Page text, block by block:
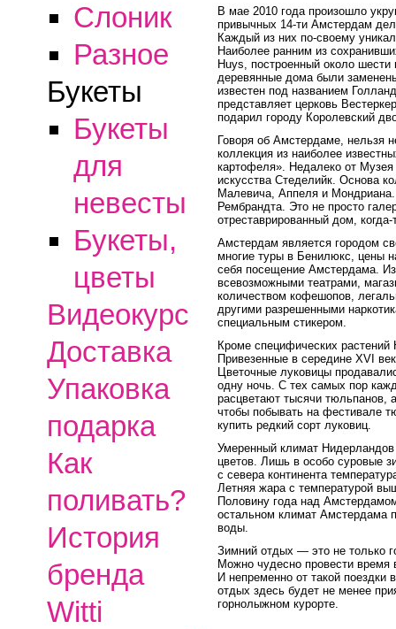
Слоник
Разное
Букеты
Букеты
для
невесты
Букеты,
цветы
Видеокурс
Доставка
Упаковка
подарка
Как
поливать?
История
бренда
Witti
В мае 2010 года произошло
привычных 14-ти Амстердам
Каждый из них по-своему
Наиболее ранним из
Huys, построенный около
деревянные дома были
известен под названием
представляет церковь
подарил городу Королевский
Говоря об Амстердаме, нельзя
коллекция из наиболее
картофеля». Недалеко от Музея
искусства Стеделийк. Основа
Малевича, Аппеля и
Рембрандта. Это не просто
отреставрированный дом,
Амстердам является городом
многие туры в Бенилюкс, цены
себя посещение Амстердама.
всевозможными театрами,
количеством кофешопов,
другими разрешенными
специальным стикером.
Кроме специфических
Привезенные в середине XVI
Цветочные луковицы
одну ночь. С тех самых пор
расцветают тысячи тюльпанов,
чтобы побывать на фестивале
купить редкий сорт луковиц.
Умеренный климат
цветов. Лишь в особо суровые
с севера континента
Летняя жара с температурой
Половину года над
остальном климат Амстердама
воды.
Зимний отдых — это не только
Можно чудесно провести время
И непременно от такой поездки
отдых здесь будет не менее
горнолыжном курорте.